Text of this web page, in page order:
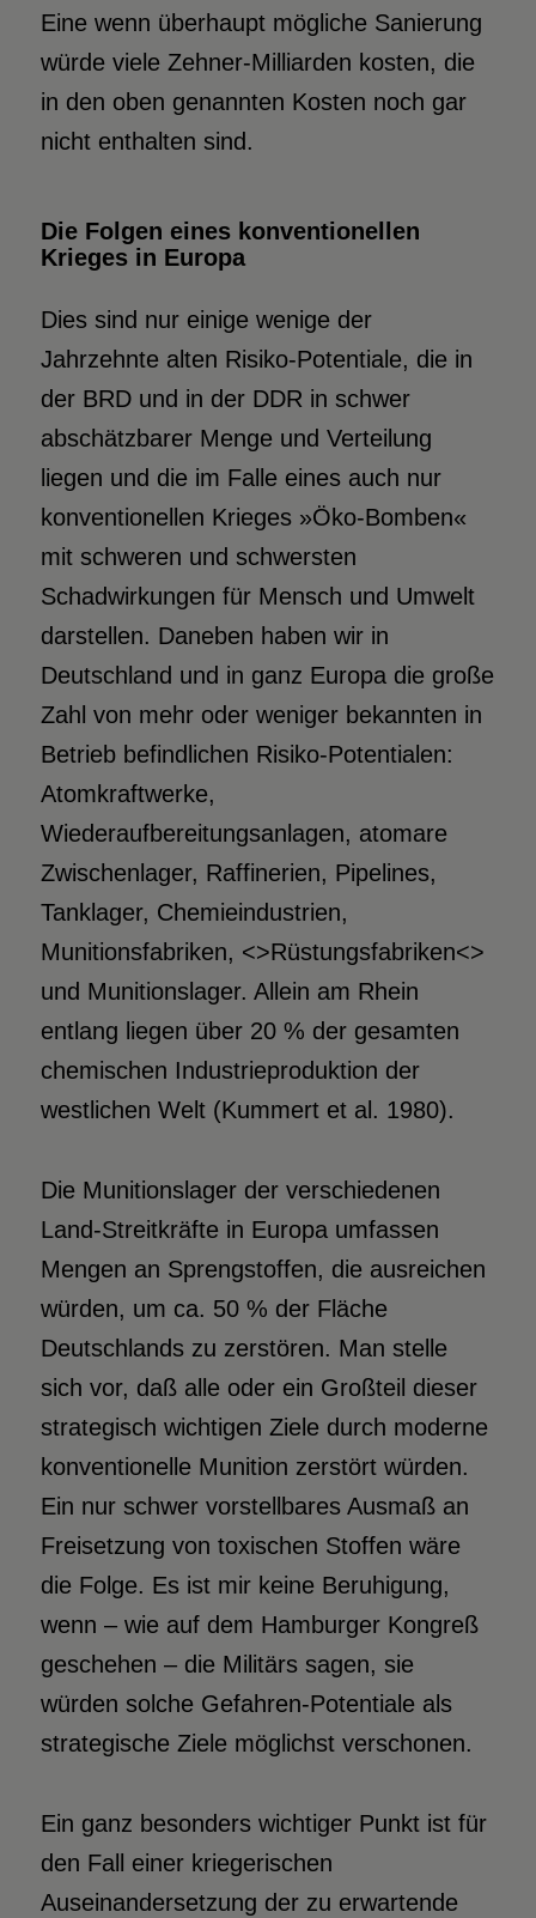
Eine wenn überhaupt mögliche Sanierung
würde viele Zehner-Milliarden kosten, die
in den oben genannten Kosten noch gar
nicht enthalten sind.
Die Folgen eines konventionellen
Krieges in Europa
Dies sind nur einige wenige der
Jahrzehnte alten Risiko-Potentiale, die in
der BRD und in der DDR in schwer
abschätzbarer Menge und Verteilung
liegen und die im Falle eines auch nur
konventionellen Krieges »Öko-Bomben«
mit schweren und schwersten
Schadwirkungen für Mensch und Umwelt
darstellen. Daneben haben wir in
Deutschland und in ganz Europa die große
Zahl von mehr oder weniger bekannten in
Betrieb befindlichen Risiko-Potentialen:
Atomkraftwerke,
Wiederaufbereitungsanlagen, atomare
Zwischenlager, Raffinerien, Pipelines,
Tanklager, Chemieindustrien,
Munitionsfabriken, <>Rüstungsfabriken<>
und Munitionslager. Allein am Rhein
entlang liegen über 20 % der gesamten
chemischen Industrieproduktion der
westlichen Welt (Kummert et al. 1980).
Die Munitionslager der verschiedenen
Land-Streitkräfte in Europa umfassen
Mengen an Sprengstoffen, die ausreichen
würden, um ca. 50 % der Fläche
Deutschlands zu zerstören. Man stelle
sich vor, daß alle oder ein Großteil dieser
strategisch wichtigen Ziele durch moderne
konventionelle Munition zerstört würden.
Ein nur schwer vorstellbares Ausmaß an
Freisetzung von toxischen Stoffen wäre
die Folge. Es ist mir keine Beruhigung,
wenn – wie auf dem Hamburger Kongreß
geschehen – die Militärs sagen, sie
würden solche Gefahren-Potentiale als
strategische Ziele möglichst verschonen.
Ein ganz besonders wichtiger Punkt ist für
den Fall einer kriegerischen
Auseinandersetzung der zu erwartende